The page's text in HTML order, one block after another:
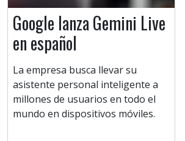
Google lanza Gemini Live
en español
La empresa busca llevar su
asistente personal inteligente a
millones de usuarios en todo el
mundo en dispositivos móviles.